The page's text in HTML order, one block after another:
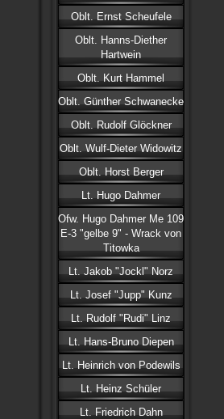
Oblt. Ernst Scheufele
Oblt. Hanns-Diether
Hartwein
Oblt. Kurt Hammel
Oblt. Günther Schwanecke
Oblt. Rudolf Glöckner
Oblt. Wulf-Dieter Widowitz
Oblt. Horst Berger
Lt. Hugo Dahmer
Ofw. Hugo Dahmer Me 109
E-3 "gelbe 9" - Wrack von
Titowka
Lt. Jakob "Jockl" Norz
Lt. Josef "Jupp" Kunz
Lt. Rudolf "Rudi" Linz
Lt. Hans-Bruno Diepen
Lt. Heinrich von Podewils
Lt. Heinz Schüler
Lt. Friedrich Dahn